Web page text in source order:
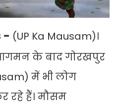
- (UP Ka Mausam)।
के बाद गोरखपुर
में भी लोग
रहे हैं। मौसम